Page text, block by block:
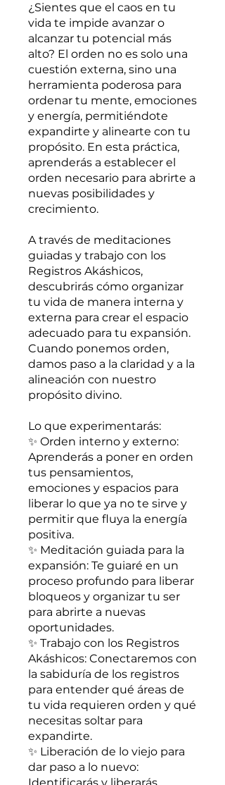
¿Sientes que el caos en tu
vida te impide avanzar o
alcanzar tu potencial más
alto? El orden no es solo una
cuestión externa, sino una
herramienta poderosa para
ordenar tu mente, emociones
y energía, permitiéndote
expandirte y alinearte con tu
propósito. En esta práctica,
aprenderás a establecer el
orden necesario para abrirte a
nuevas posibilidades y
crecimiento.
A través de meditaciones
guiadas y trabajo con los
Registros Akáshicos,
descubrirás cómo organizar
tu vida de manera interna y
externa para crear el espacio
adecuado para tu expansión.
Cuando ponemos orden,
damos paso a la claridad y a la
alineación con nuestro
propósito divino.
Lo que experimentarás:
✨ Orden interno y externo:
Aprenderás a poner en orden
tus pensamientos,
emociones y espacios para
liberar lo que ya no te sirve y
permitir que fluya la energía
positiva.
✨ Meditación guiada para la
expansión: Te guiaré en un
proceso profundo para liberar
bloqueos y organizar tu ser
para abrirte a nuevas
oportunidades.
✨ Trabajo con los Registros
Akáshicos: Conectaremos con
la sabiduría de los registros
para entender qué áreas de
tu vida requieren orden y qué
necesitas soltar para
expandirte.
✨ Liberación de lo viejo para
dar paso a lo nuevo: